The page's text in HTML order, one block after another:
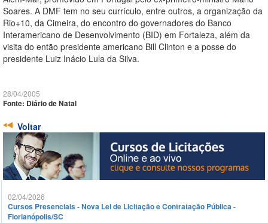
Soares. A DMF tem no seu currículo, entre outros, a organização da
Rio+10, da Cimeira, do encontro do governadores do Banco
Interamericano de Desenvolvimento (BID) em Fortaleza, além da
visita do então presidente americano Bill Clinton e a posse do
presidente Luiz Inácio Lula da Silva.
28/04/2005
Fonte: Diário de Natal
Voltar
02/04/2026
Cursos Presenciais - Nova Lei de Licitação e Contratação Pública -
Florianópolis/SC